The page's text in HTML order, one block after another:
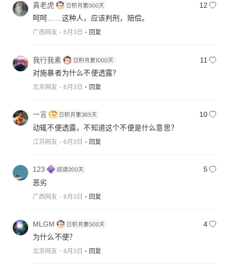
真老虎
12
呵呵……这种人，应该判刑，赔偿。
广西网友 6月3日 回复
我行我素
11
对施暴者为什么不便透露？
北京网友 6月3日 回复
一言
10
动辄不便透露，不知道这个不便是什么意思？
江苏网友 6月3日 回复
123
5
恶劣
广西网友 6月3日 回复
MLGM
4
为什么不便？
北京网友 6月3日 回复